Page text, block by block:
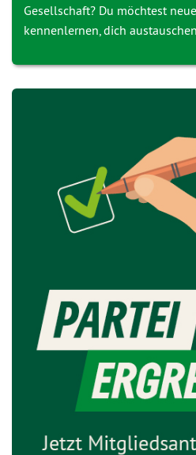
Gesellschaft? Du möchtest
kennenlernen, dich